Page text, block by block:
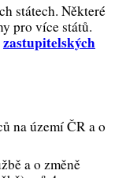
státech. Některé
pro více států.
zastupitelských
na území ČR a o
a o změně